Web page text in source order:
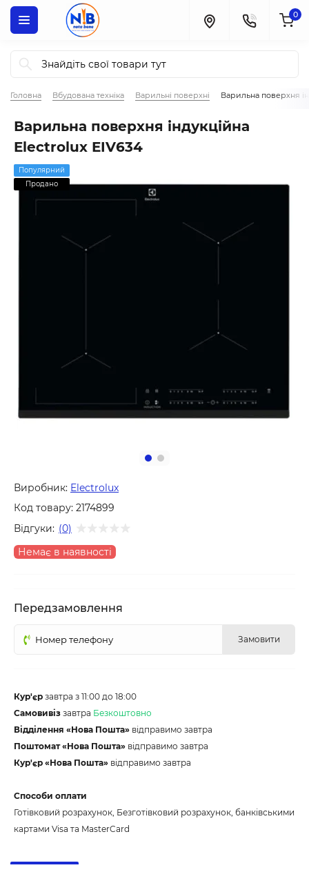
0
Головна Вбудована техніка Варильні поверхні Варильна поверхня
Варильна поверхня індукційна
Electrolux EIV634
Популярний
Продано
Виробник: Electrolux
Код товару: 2174899
Відгуки: (0)
Немає в наявності
Передзамовлення
Замовити
Кур'єр завтра з 11:00 до 18:00
Самовивіз завтра Безкоштовно
Відділення «Нова Пошта» відправимо завтра
Поштомат «Нова Пошта» відправимо завтра
Кур'єр «Нова Пошта» відправимо завтра
Способи оплати
Готівковий розрахунок, Безготівковий розрахунок, банківськими
картами Visa та MasterCard